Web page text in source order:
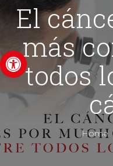
Abrir barra de
El cáncer de piel el
más
todos
Home